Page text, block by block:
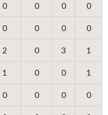
0 0 0 0
0 0 0 0
2 0 3 1
1 0 0 1
0 0 0 0